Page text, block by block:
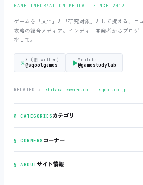
GAME INFORMATION MEDIA ‧ SINCE 2013
ゲームを「文化」と「研究対象」として捉える、ニ
攻略の総合メディア。インディー開発者からプロゲ
指して。
𝕏 X (旧Twitter)
@sqoolgames ▶YouTube
@gamestudylab
RELATED → shibagameaward.com ‧ sqool.co.jp
§ CATEGORIESカテゴリ
§ CORNERS コーナー
§ ABOUTサイト情報